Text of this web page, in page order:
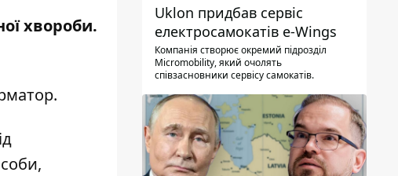
хвороби.
.
Uklon придбав сервіс
електросамокатів e-Wings
Компанія створює окремий підрозділ
Micromobility, який очолять
співзасновники сервісу самокатів.